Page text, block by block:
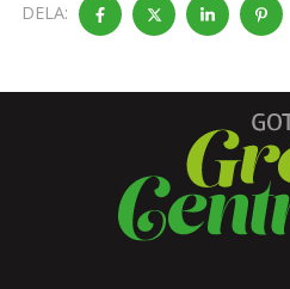
DELA: